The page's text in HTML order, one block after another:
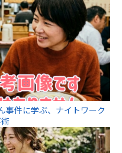
事件に学ぶ、ナイトワーク